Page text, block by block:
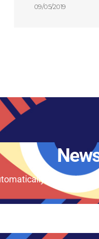
09/05/2019
our